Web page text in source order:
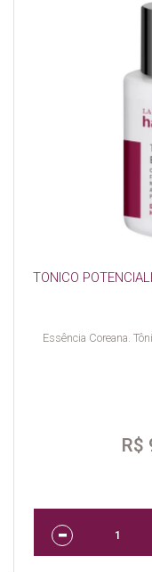
TONICO
Essência Coreana.
R$